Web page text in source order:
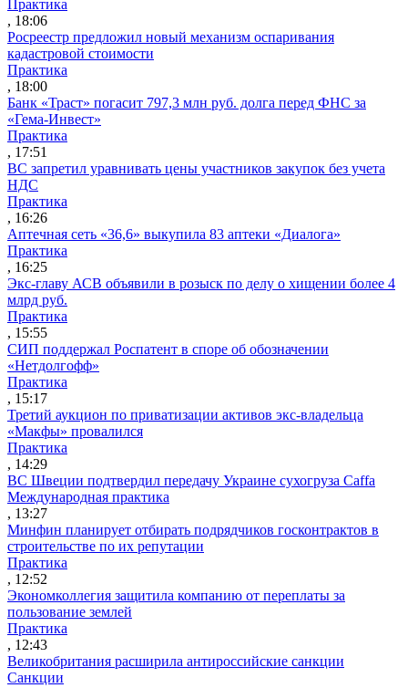
Практика
, 18:06
Росреестр предложил новый механизм оспаривания
кадастровой стоимости
Практика
, 18:00
Банк «Траст» погасит 797,3 млн руб. долга перед ФНС за
«Гема-Инвест»
Практика
, 17:51
ВС запретил уравнивать цены участников закупок без учета
НДС
Практика
, 16:26
Аптечная сеть «36,6» выкупила 83 аптеки «Диалога»
Практика
, 16:25
Экс-главу АСВ объявили в розыск по делу о хищении более 4
млрд руб.
Практика
, 15:55
СИП поддержал Роспатент в споре об обозначении
«Нетдолгофф»
Практика
, 15:17
Третий аукцион по приватизации активов экс-владельца
«Макфы» провалился
Практика
, 14:29
ВС Швеции подтвердил передачу Украине сухогруза Caffa
Международная практика
, 13:27
Минфин планирует отбирать подрядчиков госконтрактов в
строительстве по их репутации
Практика
, 12:52
Экономколлегия защитила компанию от переплаты за
пользование землей
Практика
, 12:43
Великобритания расширила антироссийские санкции
Санкции